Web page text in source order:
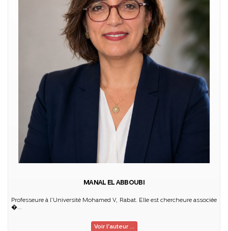
MANAL EL ABBOUBI
Professeure à l’Université Mohamed V, Rabat. Elle est chercheure associée
�...
Voir l'auteur ...